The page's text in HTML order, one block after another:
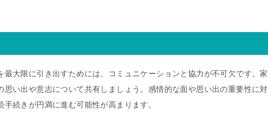
最大限に引き出すためには、コミュニケーションと協力が不可欠です。家
思い出や意志について共有しましょう。感情的な面や思い出の重要性に対
続きが円満に進む可能性が高まります。